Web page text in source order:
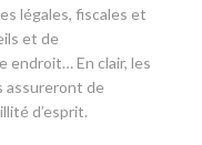
légales, fiscales et
et de
endroit… En clair, les
assureront de
d’esprit.